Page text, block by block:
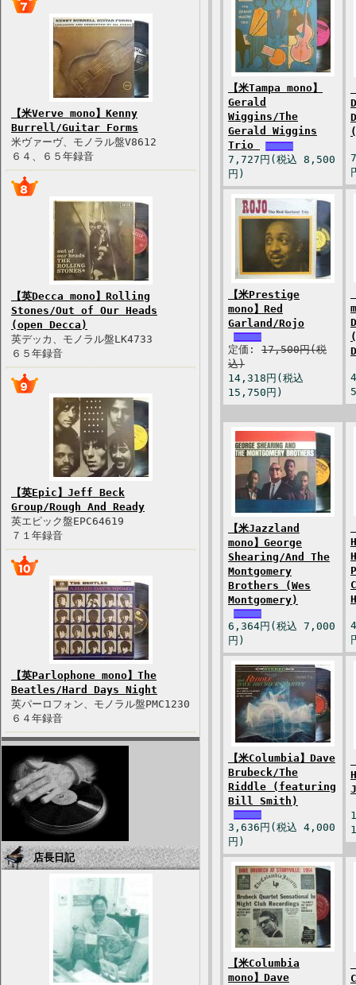
【米Verve mono】Kenny
Burrell/Guitar Forms
米ヴァーヴ、モノラル盤V8612
６４、６５年録音
【英Decca mono】Rolling
Stones/Out of Our Heads
(open Decca)
英デッカ、モノラル盤LK4733
６５年録音
【英Epic】Jeff Beck
Group/Rough And Ready
英エピック盤EPC64619
７１年録音
【英Parlophone mono】The
Beatles/Hard Days Night
英パーロフォン、モノラル盤PMC1230
６４年録音
店長日記
【米Tampa mono】
Gerald
Wiggins/The
Gerald Wiggins
Trio
7,727円(税込 8,500
円)
【米Prestige
mono】Red
Garland/Rojo
定価: 17,500円(税
込)
14,318円(税込
15,750円)
【米Jazzland
mono】George
Shearing/And The
Montgomery
Brothers (Wes
Montgomery)
6,364円(税込 7,000
円)
【米Columbia】Dave
Brubeck/The
Riddle (featuring
Bill Smith)
3,636円(税込 4,000
円)
【米Columbia
mono】Dave